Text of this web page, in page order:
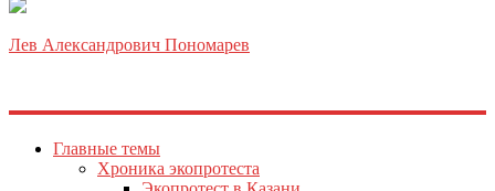
Лев Александрович Пономарев
Главные темы
Хроника экопротеста